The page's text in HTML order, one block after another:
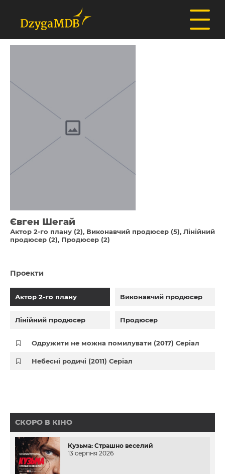
Євген Шегай
Актор 2-го плану (2) Виконавчий продюсер (5) Лінійний
продюсер (2) Продюсер (2)
Проекти
Актор 2-го плану Виконавчий продюсер
Лінійний продюсер Продюсер
Одружити не можна помилувати (2017) Серіал
Небесні родичі (2011) Серіал
СКОРО В КІНО
Кузьма: Страшно веселий
13 серпня 2026